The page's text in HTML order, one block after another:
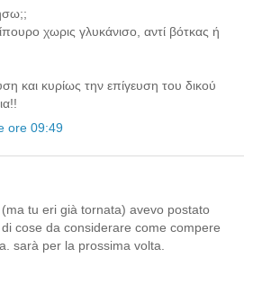
χωρις γλυκάνισο, αντί βότκας ή
και κυρίως την επίγευση του δικού
ore 09:49
tu eri già tornata) avevo postato
cose da considerare come compere
sarà per la prossima volta.